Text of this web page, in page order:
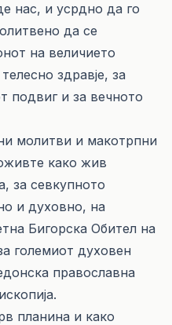
нас, и усрдно да го
да се
на величието
здравје, за
подвиг и за вечното
молитви и макотрпни
како жив
за севкупното
и духовно, на
Бигорска Обител на
големиот духовен
православна
планина и како